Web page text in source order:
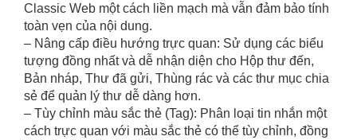
Classic Web một cách liền mạch mà vẫn đảm bảo tính
toàn vẹn của nội dung.
– Nâng cấp điều hướng trực quan: Sử dụng các biểu
tượng đồng nhất và dễ nhận diện cho Hộp thư đến,
Bản nháp, Thư đã gửi, Thùng rác và các thư mục chia
sẻ để quản lý thư dễ dàng hơn.
– Tùy chỉnh màu sắc thẻ (Tag): Phân loại tin nhắn một
cách trực quan với màu sắc thẻ có thể tùy chỉnh, đồng